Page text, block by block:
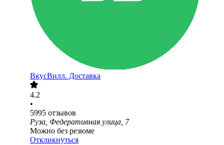
ВкусВилл. Доставка
4.2
•
5995 отзывов
Руза, Федеративная улица, 7
Можно без резюме
Откликнуться